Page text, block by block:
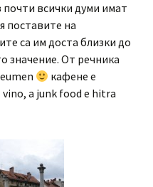
всички думи имат
поставите на
са им доста близки до
значение. От речника
кафене е
vino, а junk food е hitra